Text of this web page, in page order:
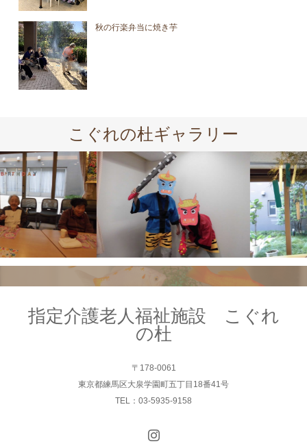
秋の行楽弁当に焼き芋
こぐれの杜ギャラリー
指定介護老人福祉施設 こぐれ
の杜
〒178-0061
東京都練馬区大泉学園町五丁目18番41号
TEL：03-5935-9158